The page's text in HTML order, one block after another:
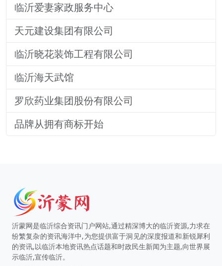
临沂爱妻家政服务中心
天元建设集团有限公司
临沂晓花装饰工程有限公司
​临沂海天武馆
罗欣药业集团股份有限公司
品牌从拥有商标开始
沂蒙网是临沂综合资讯门户网站,通过精深博大的临沂资源,力求在
纷繁复杂的资讯海洋中,为您提供富于洞见的深度报道和新锐犀利
的资讯,以临沂本地资讯热点话题和时政民生新闻为主题,向世界展
示临沂,宣传临沂。